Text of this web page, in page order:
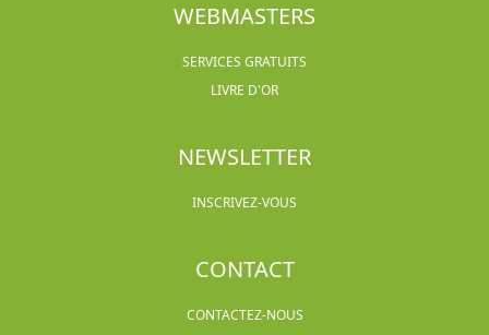
WEBMASTERS
SERVICES GRATUITS
LIVRE D'OR
NEWSLETTER
INSCRIVEZ-VOUS
CONTACT
CONTACTEZ-NOUS